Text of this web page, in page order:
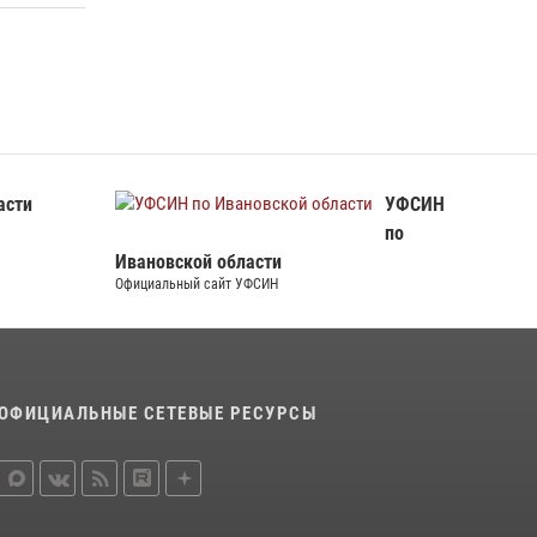
УФСИН
по
Ивановской области
Официальный сайт УФСИН
СЕТЕВЫЕ РЕСУРСЫ